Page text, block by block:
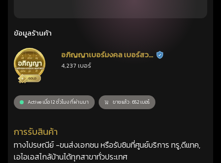
ข้อมูลร้านค้า
อภิญญาเบอร์มงคล เบอร์สวย
เลขศาสตร์
ร้านยืนยันแล้ว
4,237 เบอร์
Active เมื่อ 12 ชั่วโมง ที่ผ่านมา ขายแล้ว : 652 เบอร์
การรับสินค้า
ทางไปรษณีย์ -ขนส่งเอกชน หรือรับซิมที่ศูนย์บริการ ทรู,ดีแทค,
เอไอเอสไกล้บ้านได้ทุกสาขาทั่วประเทศ